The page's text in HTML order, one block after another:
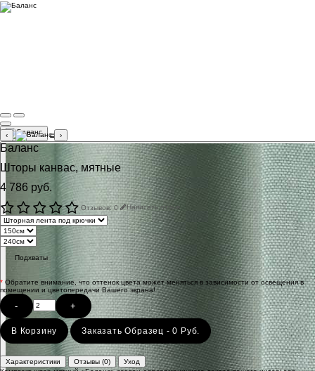
‹ ›
Баланс
Шторы канвас, мятные
4 786 руб.
Отзывов: 0 Написать отзыв
Подхваты
* Обратите внимание, что оттенок цвета может меняться в зависимости от освещения в
помещении и цветопередачи Вашего экрана!
- +
В Корзину Заказать Образец - 0 Руб.
Характеристики Отзывы (0)
Уход